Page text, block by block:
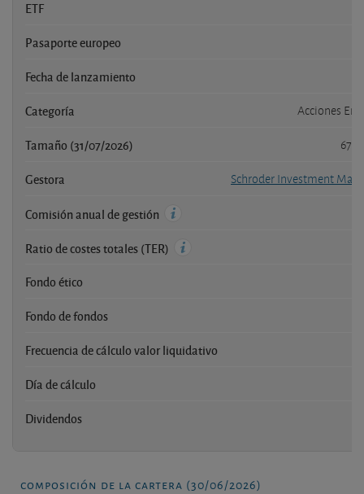
ETF
Pasaporte europeo
Fecha de lanzamiento
Categoría Acciones
Tamaño (31/07/2026)
Gestora Schroder Investment
Comisión anual de gestión
Ratio de costes totales (TER)
Fondo ético
Fondo de fondos
Frecuencia de cálculo valor liquidativo
Día de cálculo
Dividendos
composición de la cartera (30/06/2026)